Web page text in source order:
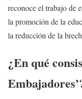
reconoce el trabajo de
la promoción de la
la reducción de la
¿En qué